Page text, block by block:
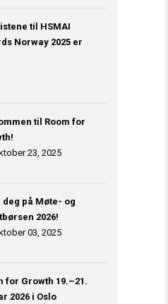
til HSMAI
Norway 2025 er
til Room for
23, 2025
deg på Møte- og
2026!
03, 2025
for Growth 19.–21.
2026 i Oslo